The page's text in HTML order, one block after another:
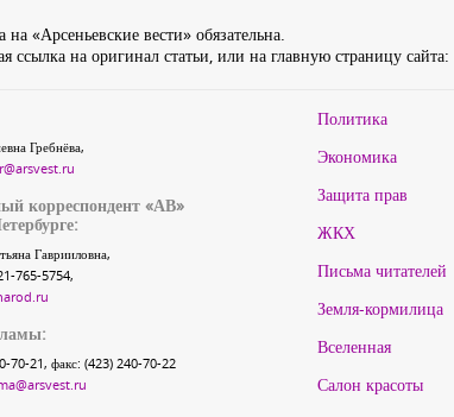
«Арсеньевские вести» обязательна.
на оригинал статьи, или на главную страницу сайта:
Гребнёва,
корреспондент «АВ»
Гаврииловна,
765-5754,
70-21, факс: (423) 240-70-22
Политика
Экономика
Защита прав
ЖКХ
Письма читателей
Земля-кормилица
Вселенная
Салон красоты